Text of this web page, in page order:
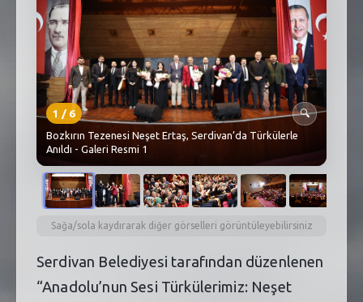
1 /6
🔍
Bozkırın Tezenesi Neşet Ertaş, Serdivan’da Türkülerle
Anıldı - Galeri Resmi 1
Sağa/sola kaydırarak diğer görselleri görüntüleyebilirsiniz
Serdivan Belediyesi tarafından düzenlenen
“Anadolu’nun Sesi Türkülerimiz: Neşet
SEBİK
E NÖBETÇI ECZANELER
SABSIS - AFET
TRAFIKPARK
PARKLAR
PAZAR YERLERI
ATIK YÖNETIM
PLANETARYUM